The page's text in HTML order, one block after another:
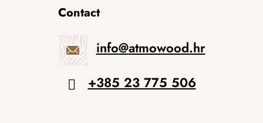
Contact
info@atmowood.hr
+385 23 775 506